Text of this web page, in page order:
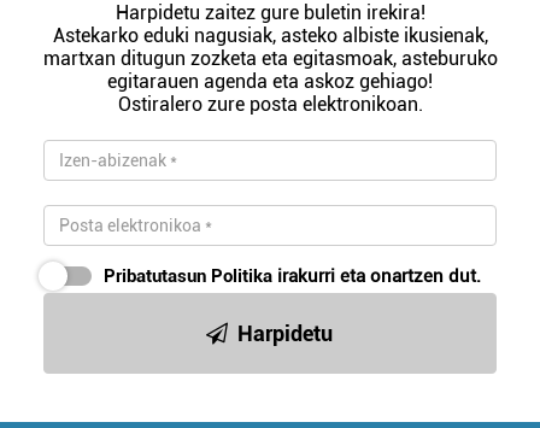
Harpidetu zaitez gure buletin irekira!
Astekarko eduki nagusiak, asteko albiste ikusienak,
martxan ditugun zozketa eta egitasmoak, asteburuko
egitarauen agenda eta askoz gehiago!
Ostiralero zure posta elektronikoan.
Pribatutasun Politika irakurri eta onartzen dut.
Harpidetu